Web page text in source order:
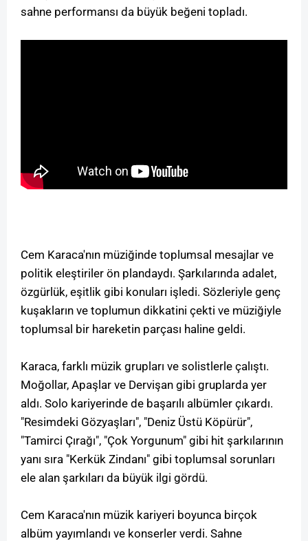
sahne performansı da büyük beğeni topladı.
Cem Karaca'nın müziğinde toplumsal mesajlar ve
politik eleştiriler ön plandaydı. Şarkılarında adalet,
özgürlük, eşitlik gibi konuları işledi. Sözleriyle genç
kuşakların ve toplumun dikkatini çekti ve müziğiyle
toplumsal bir hareketin parçası haline geldi.
Karaca, farklı müzik grupları ve solistlerle çalıştı.
Moğollar, Apaşlar ve Dervişan gibi gruplarda yer
aldı. Solo kariyerinde de başarılı albümler çıkardı.
"Resimdeki Gözyaşları", "Deniz Üstü Köpürür",
"Tamirci Çırağı", "Çok Yorgunum" gibi hit şarkılarının
yanı sıra "Kerkük Zindanı" gibi toplumsal sorunları
ele alan şarkıları da büyük ilgi gördü.
Cem Karaca'nın müzik kariyeri boyunca birçok
albüm yayımlandı ve konserler verdi. Sahne